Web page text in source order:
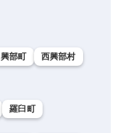
興部町
西興部村
羅臼町